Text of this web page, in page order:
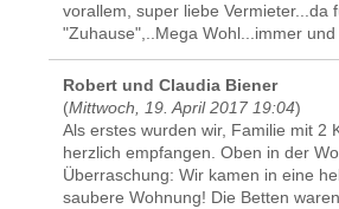
vorallem, super liebe Vermieter...da
"Zuhause",..Mega Wohl...immer
Robert und Claudia Biener
(Mittwoch, 19. April 2017 19:04)
Als erstes wurden wir, Familie mit 2
herzlich empfangen. Oben in der
Überraschung: Wir kamen in eine
saubere Wohnung! Die Betten